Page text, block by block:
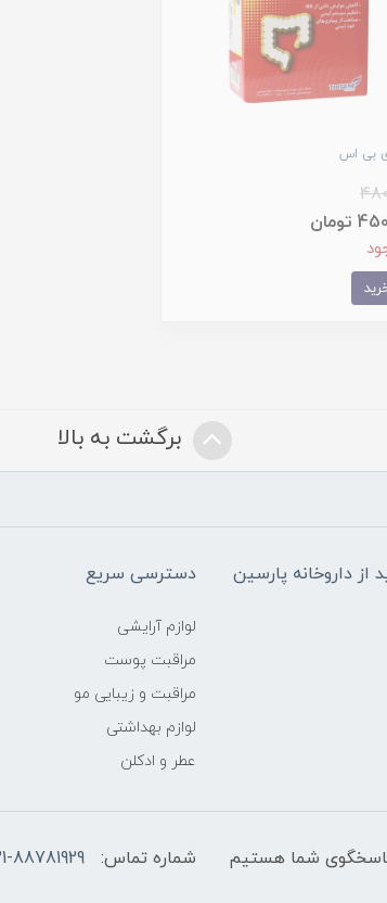
بی اس
برگشت به بالا
از داروخانه پارسین دسترسی سریع
لوازم آرایشی
مراقبت پوست
مراقبت و زیبایی مو
لوازم بهداشتی
عطر و ادکلن
شماره تماس: 88781929